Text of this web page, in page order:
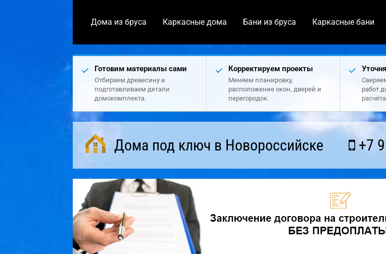
Дома из бруса Каркасные дома Бани из бруса Каркасные бани
Готовим материалы сами
Отбираем древесину и
подготавливаем детали
домокомплекта.
Корректируем проекты
Меняем планировку,
расположение окон, дверей и
перегородок.
работ
Дома под ключ в Новороссийске +7